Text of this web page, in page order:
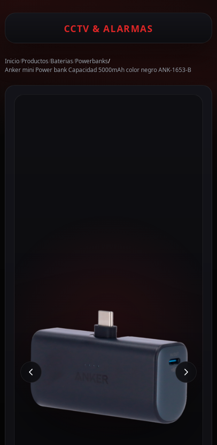
CCTV & ALARMAS
Inicio/Productos/Baterias/Powerbanks/
Anker mini Power bank Capacidad 5000mAh color negro ANK-1653-B